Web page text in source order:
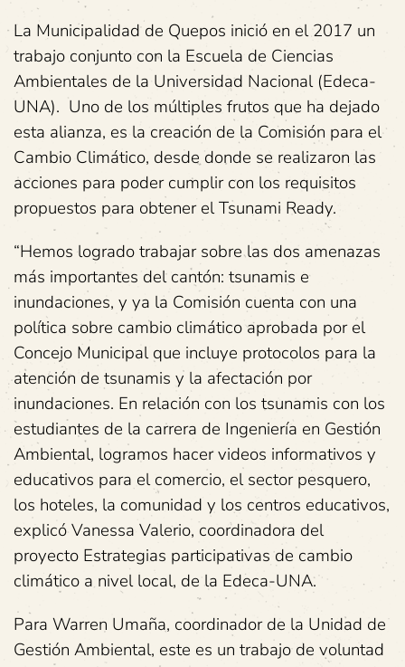
La Municipalidad de Quepos inició en el 2017 un
trabajo conjunto con la Escuela de Ciencias
Ambientales de la Universidad Nacional (Edeca-
UNA). Uno de los múltiples frutos que ha dejado
esta alianza, es la creación de la Comisión para el
Cambio Climático, desde donde se realizaron las
acciones para poder cumplir con los requisitos
propuestos para obtener el Tsunami Ready.
“Hemos logrado trabajar sobre las dos amenazas
más importantes del cantón: tsunamis e
inundaciones, y ya la Comisión cuenta con una
política sobre cambio climático aprobada por el
Concejo Municipal que incluye protocolos para la
atención de tsunamis y la afectación por
inundaciones. En relación con los tsunamis con los
estudiantes de la carrera de Ingeniería en Gestión
Ambiental, logramos hacer videos informativos y
educativos para el comercio, el sector pesquero,
los hoteles, la comunidad y los centros educativos,
explicó Vanessa Valerio, coordinadora del
proyecto Estrategias participativas de cambio
climático a nivel local, de la Edeca-UNA.
Para Warren Umaña, coordinador de la Unidad de
Gestión Ambiental, este es un trabajo de voluntad